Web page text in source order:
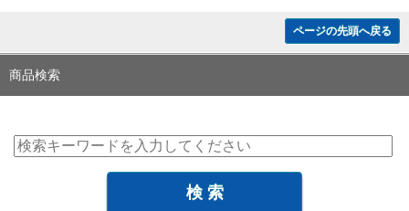
ページの先頭へ戻る
商品検索